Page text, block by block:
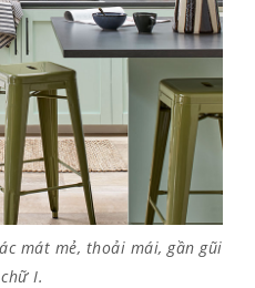
mát mẻ, thoải mái, gần gũi
I.